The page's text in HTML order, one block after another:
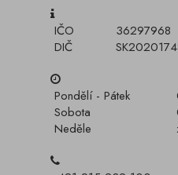
IČO
36297968
DIČ
Pondělí - Pátek
Sobota
Neděle